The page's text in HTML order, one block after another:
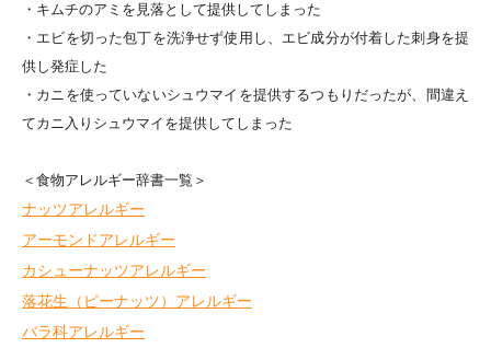
・キムチのアミを見落として提供してしまった
・エビを切った包丁を洗浄せず使用し、エビ成分が付着した刺身を提
供し発症した
・カニを使っていないシュウマイを提供するつもりだったが、間違え
てカニ入りシュウマイを提供してしまった
＜食物アレルギー辞書一覧＞
ナッツアレルギー
アーモンドアレルギー
カシューナッツアレルギー
落花生（ピーナッツ）アレルギー
バラ科アレルギー